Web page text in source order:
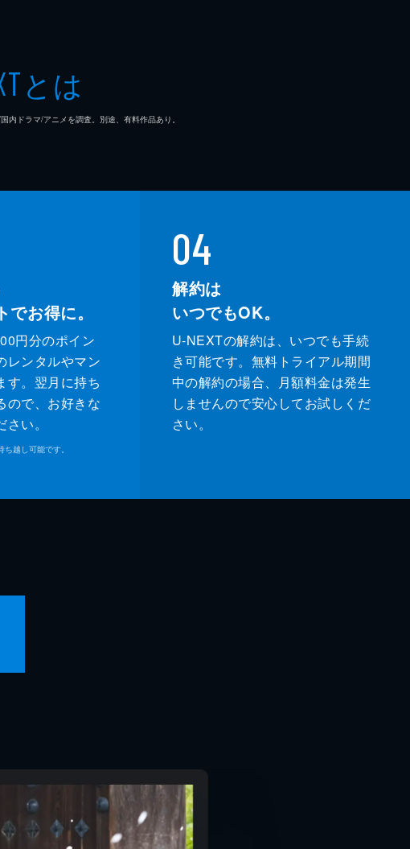
とは
ドラマ/アニメを調査。別途、有料作品あり。
でお得に。
円分のポイン
レンタルやマン
す。翌月に持ち
ので、お好きな
い。
越し可能です。
04
解約は
いつでもOK。
U-NEXTの解約は、いつでも手続
き可能です。無料トライアル期間
中の解約の場合、月額料金は発生
しませんので安心してお試しくだ
さい。